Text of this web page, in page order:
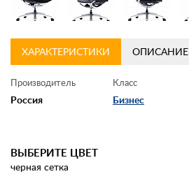
ХАРАКТЕРИСТИКИ ОПИСАНИЕ
Производитель
Россия
Класс
Бизнес
ВЫБЕРИТЕ ЦВЕТ
черная сетка